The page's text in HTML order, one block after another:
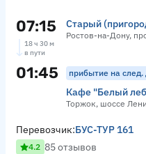
07:15 Старый
Ростов-на-Дону,
18 ч 30 м
в пути
01:45 прибытие на след.
Кафе "Белый
Торжок, шоссе
Перевозчик:БУС-ТУР 161
4.2 85 отзывов